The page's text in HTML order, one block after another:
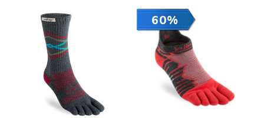
60%